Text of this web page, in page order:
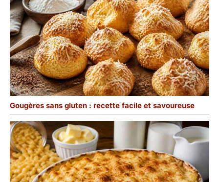
Gougères sans gluten : recette facile et savoureuse